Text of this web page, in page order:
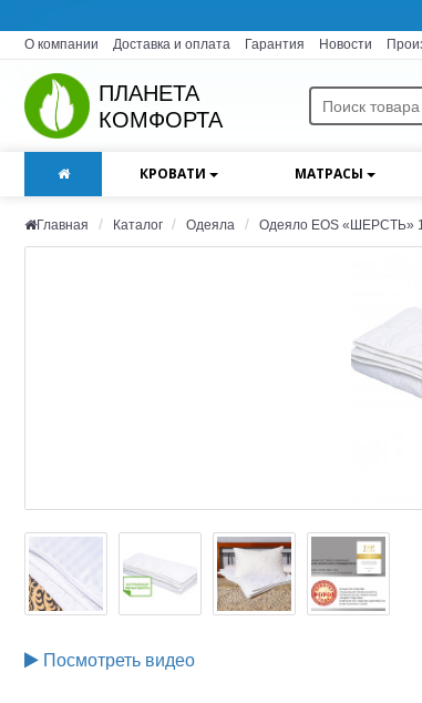
О компании
Доставка и оплата Гарантия Новости
ПЛАНЕТА
КОМФОРТА
КРОВАТИ МАТРАСЫ
Главная Каталог Одеяла Одеяло EOS «ШЕРСТЬ»
Посмотреть видео